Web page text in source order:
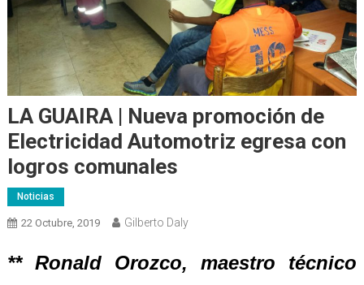
LA GUAIRA | Nueva promoción de
Electricidad Automotriz egresa con
logros comunales
Noticias
22 Octubre, 2019 Gilberto Daly
** Ronald Orozco, maestro técnico